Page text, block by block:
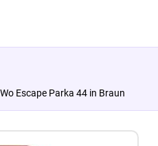
Escape Parka 44 in Braun